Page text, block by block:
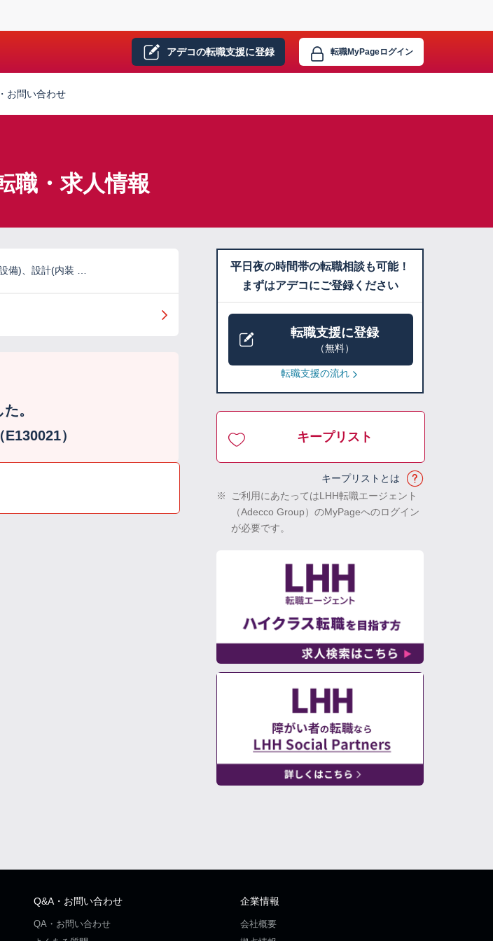
アデコの転職支援に登録 転職MyPageログイン
お問い合わせ
職・求人情報
備)、設計(内装 …
。
）
平日夜の時間帯の転職相談も可能！
まずはアデコにご登録ください
転職支援に登録
（無料）
転職支援の流れ
キープリスト
キープリストとは
※
ご利用にあたってはLHH転職エージェント
（Adecco Group）のMyPageへのログイン
が必要です。
Q&A・お問い合わせ
QA・お問い合わせ
企業情報
会社概要